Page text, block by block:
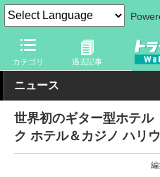
カテゴリ 過去記事
トラベル Watch 旅の情報 ホ
ニュース
世界初のギター型ホテル
ク ホテル＆カジノ ハリ
編